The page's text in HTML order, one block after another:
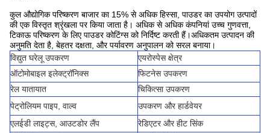
कुल औद्योगिक परिष्करण बाजार का 15% से अधिक हिस्सा, पाउडर का उपयोग उत्पादों
की एक विस्तृत श्रृंखला पर किया जाता है। अधिक से अधिक कंपनियां उच्च गुणवत्ता,
टिकाऊ परिष्करण के लिए पाउडर कोटिंग्स को निर्दिष्ट करती हैं।अधिकतम उत्पादन की
अनुमति देता है, बेहतर दक्षता, और पर्यावरण अनुपालन को सरल बनाया।
विद्युत घरेलू उपकरण
एयरोस्पेस क्षेत्र
ऑटोमोबाइल इलेक्ट्रॉनिक्स
फिटनेस उपकरण
रेल यातायात
चिकित्सा उपकरण
पेट्रोलियम पाइप, वाल्व
उपकरण और हार्डवेयर
एलईडी लाइट्स, आउटडोर लैंप
रेडिएटर और हीट सिंक